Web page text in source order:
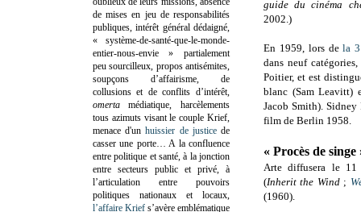
guide du cinéma
2002.)
En 1959, lors dela
dans neuf
Poitier, et est
blanc (Sam Leavitt)
Jacob Smith).
film de Berlin 1958.
« Procès de singe
Arte diffusera le
(Inherit the Wind ;
(1960).
de mises en jeu de responsabilités
publiques, intérêt général dédaigné,
« système-de-santé-que-le-monde-
entier-nous-envie » partialement
peu sourcilleux, propos antisémites,
soupçons d’affairisme, de
collusions et de conflits d’intérêt,
omertamédiatique, harcèlements
tous azimuts visant le couple Krief,
menace d'unhuissier de justicede
casser une porte… A la confluence
entre politique et santé, à la jonction
entre secteurs public et privé, à
l’articulation entre pouvoirs
politiques nationaux et locaux,
l’affaire Krief s’avère emblématique